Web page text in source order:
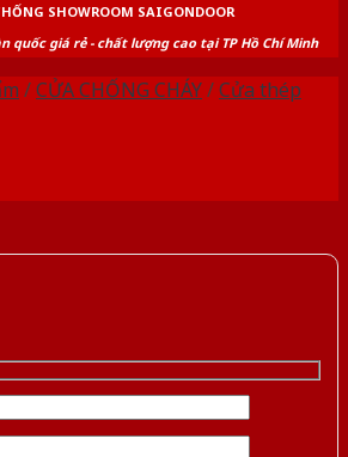
SHOWROOM SAIGONDOOR
quốc giá rẻ - chất lượng cao tại TP Hồ Chí Minh
/CỬA CHỐNG CHÁY/Cửa thép